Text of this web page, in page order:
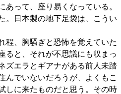
あって、座り易くなっている。
。日本製の地下足袋は、こうい
、胸騒ぎと恐怖を覚えていた
ると、それが不思議にも収まっ
ズエラとギアナがある前人未踏
んでいないだろうが、よくもこ
しに来たものだと思う。その時